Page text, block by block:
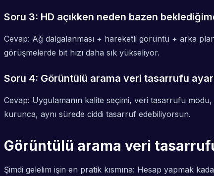
Soru 3: HD açıkken neden bazen
Cevap: Ağ dalgalanması + hareketli görüntü + arka
görüşmelerde bit hızı daha sık yükseliyor.
Soru 4: Görüntülü arama veri tasarrufu
Cevap: Uygulamanın kalite seçimi, veri tasarrufu
kurunca, aynı sürede ciddi tasarruf edebiliyorsun.
Görüntülü arama veri
Şimdi gelelim işin en pratik kısmına: Hesap yapmak